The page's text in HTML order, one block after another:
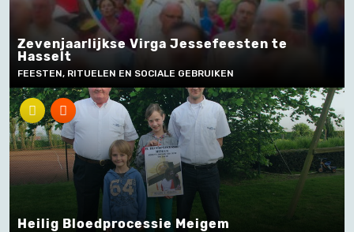
Zevenjaarlijkse Virga Jessefeesten te
Hasselt
FEESTEN, RITUELEN EN SOCIALE GEBRUIKEN
Heilig Bloedprocessie Meigem